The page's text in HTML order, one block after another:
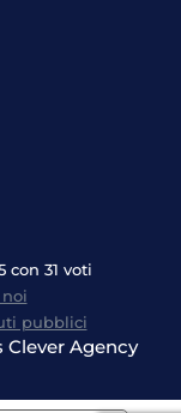
con 31 voti
noi
pubblici
Clever Agency